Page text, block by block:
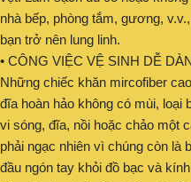
nhà bếp, phòng tắm, gương,
bạn trở nên lung linh.
• CÔNG VIỆC VỆ SINH DỄ
Những chiếc khăn mircofiber
đĩa hoàn hảo không có mùi, loại
vi sóng, đĩa, nồi hoặc chảo một
phải ngạc nhiên vì chúng còn là
đầu ngón tay khỏi đồ bạc và